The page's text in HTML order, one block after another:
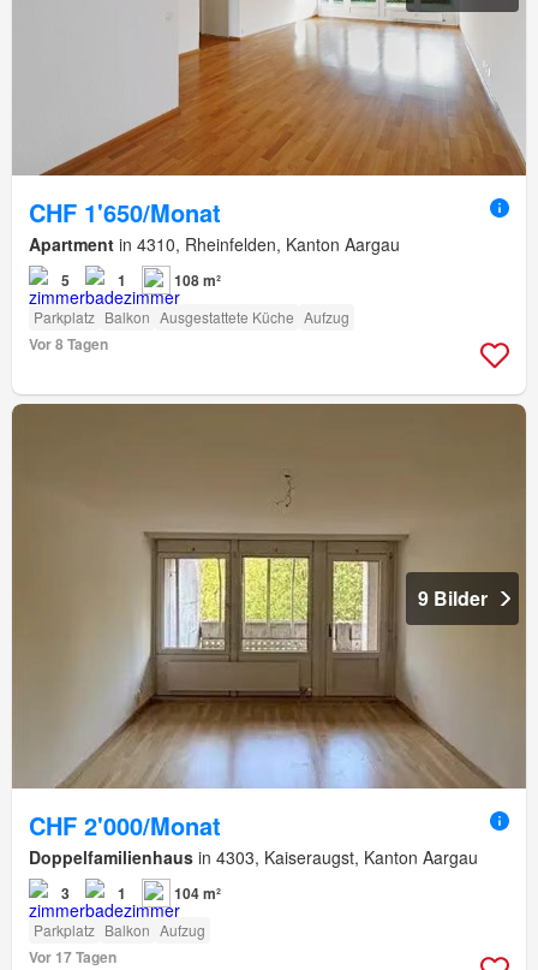
CHF 1'650/Monat
Apartment in 4310, Rheinfelden, Kanton Aargau
5 1 108 m²
Parkplatz Balkon Ausgestattete Küche Aufzug
Vor 8 Tagen
9 Bilder
CHF 2'000/Monat
Doppelfamilienhaus in 4303, Kaiseraugst, Kanton Aargau
3 1 104 m²
Parkplatz Balkon Aufzug
Vor 17 Tagen